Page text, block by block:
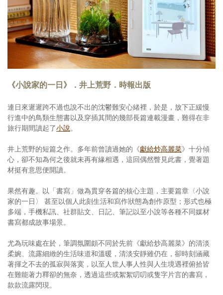
《小說家的一日》．井上荒野．時報出版
連日來遲遲跨不過也說不出的沈鬱難安心緒裡，於是，放下正緩慢
行進中的鳥類生態書以及穿插其間的幾部長篇連載漫畫，難得在非
旅行期間讀起了小說。
井上荒野的短篇之作。多年前曾讀過她的《獻給炒高麗菜》十分傾
心，卻不知為何之後就未再有緣相遇，這回偶然瞥見此書，覺著題
材挺有意思便開讀。
果然有趣。以「書寫」做為貫穿各篇的核心主題，主要篇章〈小說
家的一日〉 甚至以個人此刻生活和寫作狀態為創作原型；形式也極
多端，手機私訊、社群貼文、日記、筆記以至小說等各種不同媒材
書寫都成故事場景。
尤為玩味處在於，筆調氛圍頗不同於先前《獻給炒高麗菜》的清淡
柔婉、流露細緻的生活味道和溫暖，清淡安靜雖仍在，卻時刻涵藏
著揮之不去的孤寂與落寞，以至人世人事人性與人生境遇裡俯拾皆
在難能著力釋卻的無奈，透過這些或絮絮叨叨或隻字片言的書寫，
款款流露閃現。